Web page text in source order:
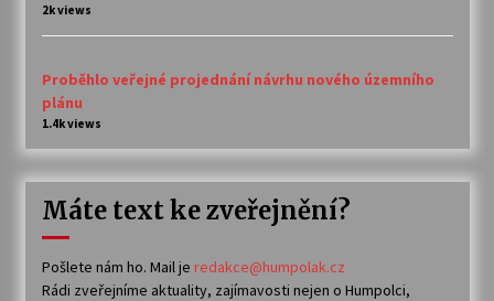
2k views
Proběhlo veřejné projednání návrhu nového územního
plánu
1.4k views
Máte text ke zveřejnění?
Pošlete nám ho. Mail je redakce@humpolak.cz
Rádi zveřejníme aktuality, zajímavosti nejen o Humpolci,